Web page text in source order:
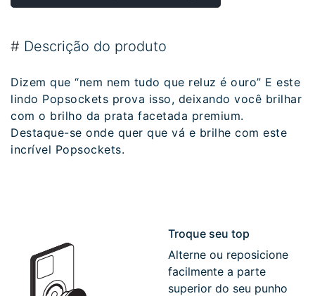
# Descrição do produto
Dizem que “nem nem tudo que reluz é ouro” E este
lindo Popsockets prova isso, deixando você brilhar
com o brilho da prata facetada premium.
Destaque-se onde quer que vá e brilhe com este
incrível Popsockets.
Troque seu top
Alterne ou reposicione
facilmente a parte
superior do seu punho